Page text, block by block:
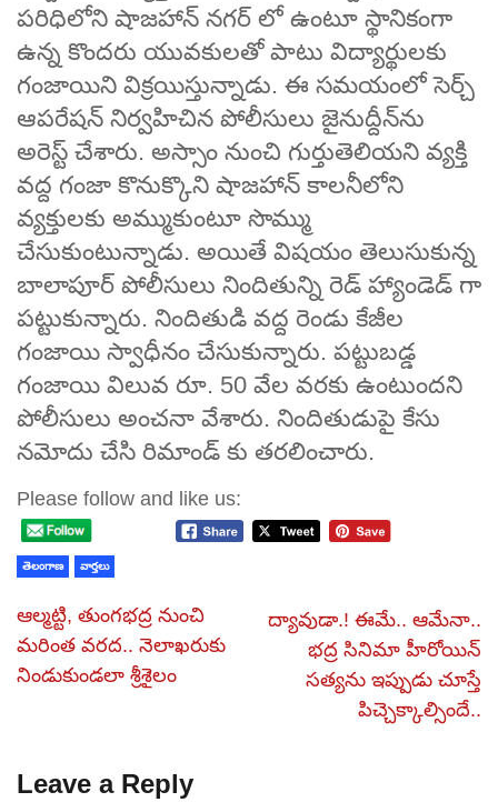
పరిధిలోని షాజహాన్ నగర్ లో ఉంటూ స్థానికంగా
ఉన్న కొందరు యువకులతో పాటు విద్యార్థులకు
గంజాయిని విక్రయిస్తున్నాడు. ఈ సమయంలో సెర్చ్‌
ఆపరేషన్ నిర్వహిచిన పోలీసులు జైనుద్దీన్‌ను
అరెస్ట్ చేశారు. అస్సాం నుంచి గుర్తుతెలియని వ్యక్తి
వద్ద గంజా కొనుక్కొని షాజహాన్ కాలనీలోని
వ్యక్తులకు అమ్ముకుంటూ సొమ్ము
చేసుకుంటున్నాడు. అయితే విషయం తెలుసుకున్న
బాలాపూర్ పోలీసులు నిందితున్ని రెడ్ హ్యాండెడ్ గా
పట్టుకున్నారు. నిందితుడి వద్ద రెండు కేజీల
గంజాయి స్వాధీనం చేసుకున్నారు. పట్టుబడ్డ
గంజాయి విలువ రూ. 50 వేల వరకు ఉంటుందని
పోలీసులు అంచనా వేశారు. నిందితుడుపై కేసు
నమోదు చేసి రిమాండ్ కు తరలించారు.
Please follow and like us:
తెలంగాణ వార్తలు
ఆల్మట్టి, తుంగభద్ర నుంచి
మరింత వరద.. నెలాఖరుకు
నిండుకుండలా శ్రీశైలం
ద్యావుడా.! ఈమే.. ఆమేనా..
భద్ర సినిమా హీరోయిన్
సత్యను ఇప్పుడు చూస్తే
పిచ్చెక్కాల్సిందే..
Leave a Reply